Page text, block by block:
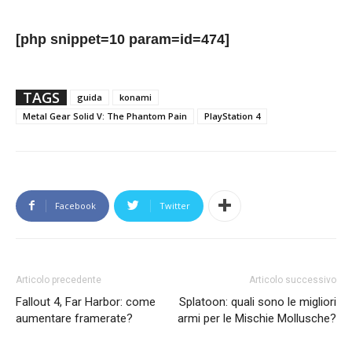
[php snippet=10 param=id=474]
TAGS guida
konami
Metal Gear Solid V: The Phantom Pain
PlayStation 4
Facebook Twitter
Articolo precedente
Fallout 4, Far Harbor: come
aumentare framerate?
Articolo successivo
Splatoon: quali sono le migliori
armi per le Mischie Mollusche?